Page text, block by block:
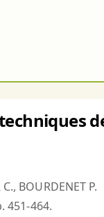
BOURDENET P.
451-464.